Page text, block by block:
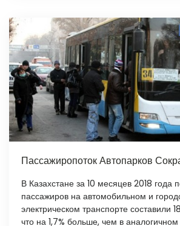
Пассажиропоток Автопарков
В Казахстане за 10 месяцев 2018 года
пассажиров на автомобильном и
электрическом транспорте составили
что на 1,7% больше, чем в